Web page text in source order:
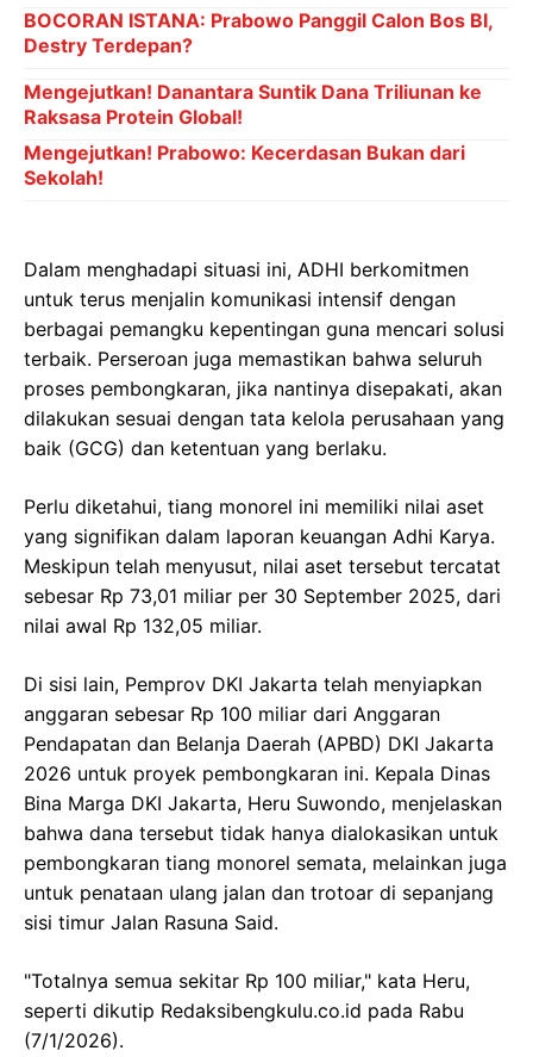
BOCORAN ISTANA: Prabowo Panggil Calon Bos BI,
Destry Terdepan?
Mengejutkan! Danantara Suntik Dana Triliunan ke
Raksasa Protein Global!
Mengejutkan! Prabowo: Kecerdasan Bukan dari
Sekolah!
Dalam menghadapi situasi ini, ADHI berkomitmen
untuk terus menjalin komunikasi intensif dengan
berbagai pemangku kepentingan guna mencari solusi
terbaik. Perseroan juga memastikan bahwa seluruh
proses pembongkaran, jika nantinya disepakati, akan
dilakukan sesuai dengan tata kelola perusahaan yang
baik (GCG) dan ketentuan yang berlaku.
Perlu diketahui, tiang monorel ini memiliki nilai aset
yang signifikan dalam laporan keuangan Adhi Karya.
Meskipun telah menyusut, nilai aset tersebut tercatat
sebesar Rp 73,01 miliar per 30 September 2025, dari
nilai awal Rp 132,05 miliar.
Di sisi lain, Pemprov DKI Jakarta telah menyiapkan
anggaran sebesar Rp 100 miliar dari Anggaran
Pendapatan dan Belanja Daerah (APBD) DKI Jakarta
2026 untuk proyek pembongkaran ini. Kepala Dinas
Bina Marga DKI Jakarta, Heru Suwondo, menjelaskan
bahwa dana tersebut tidak hanya dialokasikan untuk
pembongkaran tiang monorel semata, melainkan juga
untuk penataan ulang jalan dan trotoar di sepanjang
sisi timur Jalan Rasuna Said.
"Totalnya semua sekitar Rp 100 miliar," kata Heru,
seperti dikutip Redaksibengkulu.co.id pada Rabu
(7/1/2026).